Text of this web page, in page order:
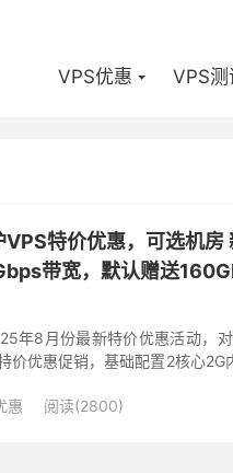
VPS优惠 VPS测
特价优惠，可选机房
带宽，默认赠送
年8月份最新特价优惠活动，
价优惠促销，基础配置2核心2G
惠 阅读(2800)